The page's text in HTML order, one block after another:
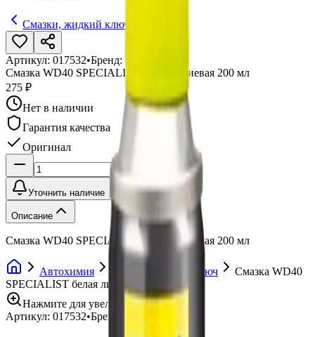
Смазки, жидкий ключ
Артикул: 017532•Бренд:
Смазка WD40 SPECIALIST белая литиевая 200 мл
275 ₽
Нет в наличии
Гарантия качества
Оригинал
Уточнить наличие
Описание
Смазка WD40 SPECIALIST белая литиевая 200 мл
Автохимия Смазки, жидкий ключ
Смазка WD40
SPECIALIST белая литиевая 200 мл
Нажмите для увеличения
Артикул: 017532•Бренд: